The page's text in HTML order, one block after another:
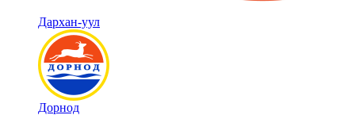
Дархан-уул
Дорнод